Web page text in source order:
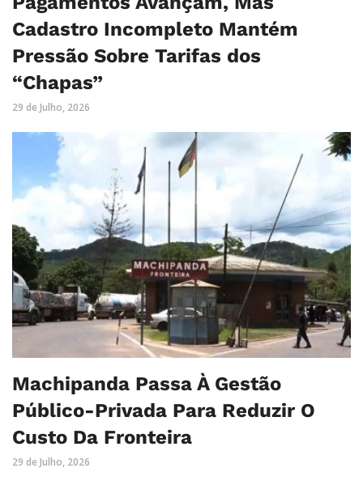
Cadastro Incompleto Mantém
Pressão Sobre Tarifas dos
“Chapas”
29 de Julho, 2026
Machipanda Passa À Gestão
Público-Privada Para Reduzir O
Custo Da Fronteira
29 de Julho, 2026